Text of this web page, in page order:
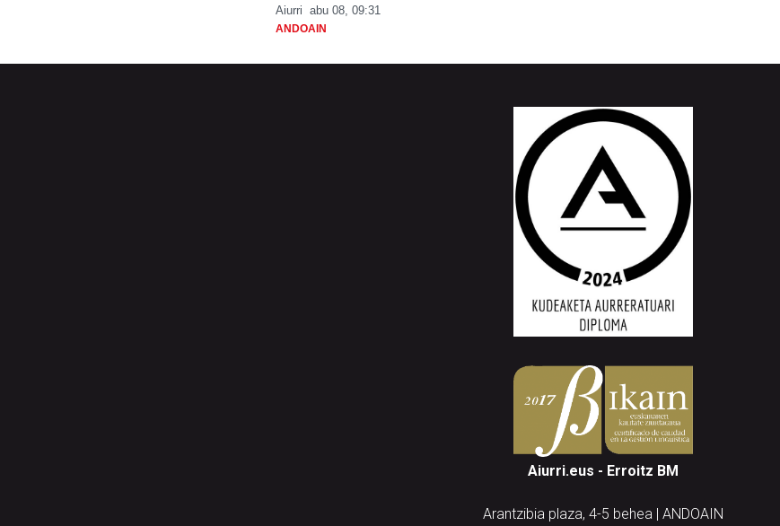
Aiurri abu 08, 09:31
ANDOAIN
Aiurri.eus - Erroitz BM
Arantzibia plaza, 4-5 behea | ANDOAIN